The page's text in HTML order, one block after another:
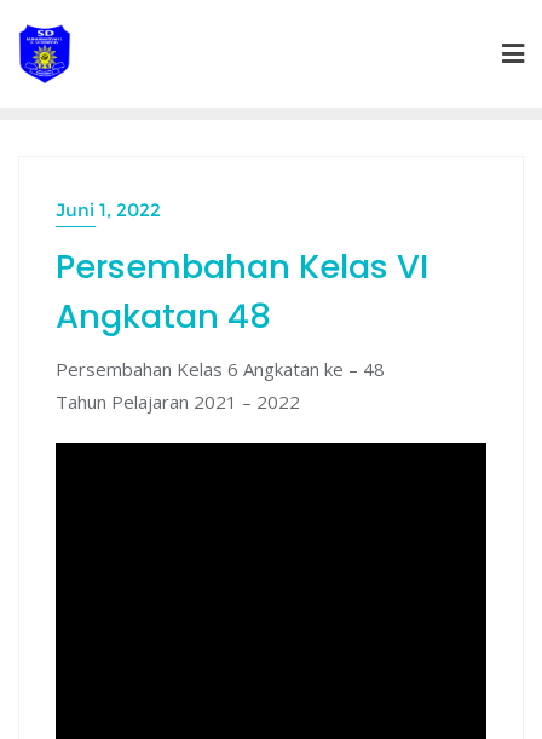
content
Juni 1, 2022
Persembahan Kelas VI
Angkatan 48
Persembahan Kelas 6 Angkatan ke – 48
Tahun Pelajaran 2021 – 2022